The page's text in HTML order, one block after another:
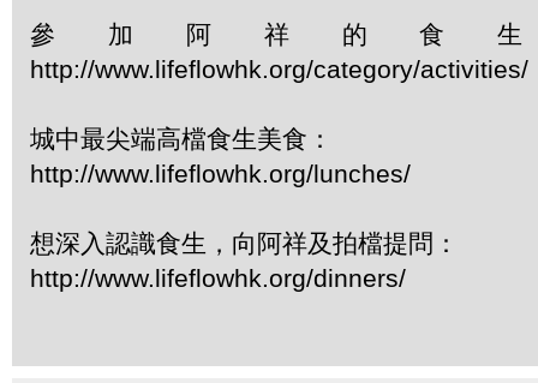
參加阿祥的食
http://www.lifeflowhk.org/category/activities/
城中最尖端高檔食生美食：
http://www.lifeflowhk.org/lunches/
想深入認識食生，向阿祥及拍檔提問：
http://www.lifeflowhk.org/dinners/